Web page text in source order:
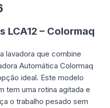
LCA12 – Colormaq
lavadora que combine
Automática Colormaq
ideal. Este modelo
tem uma rotina agitada e
o trabalho pesado sem